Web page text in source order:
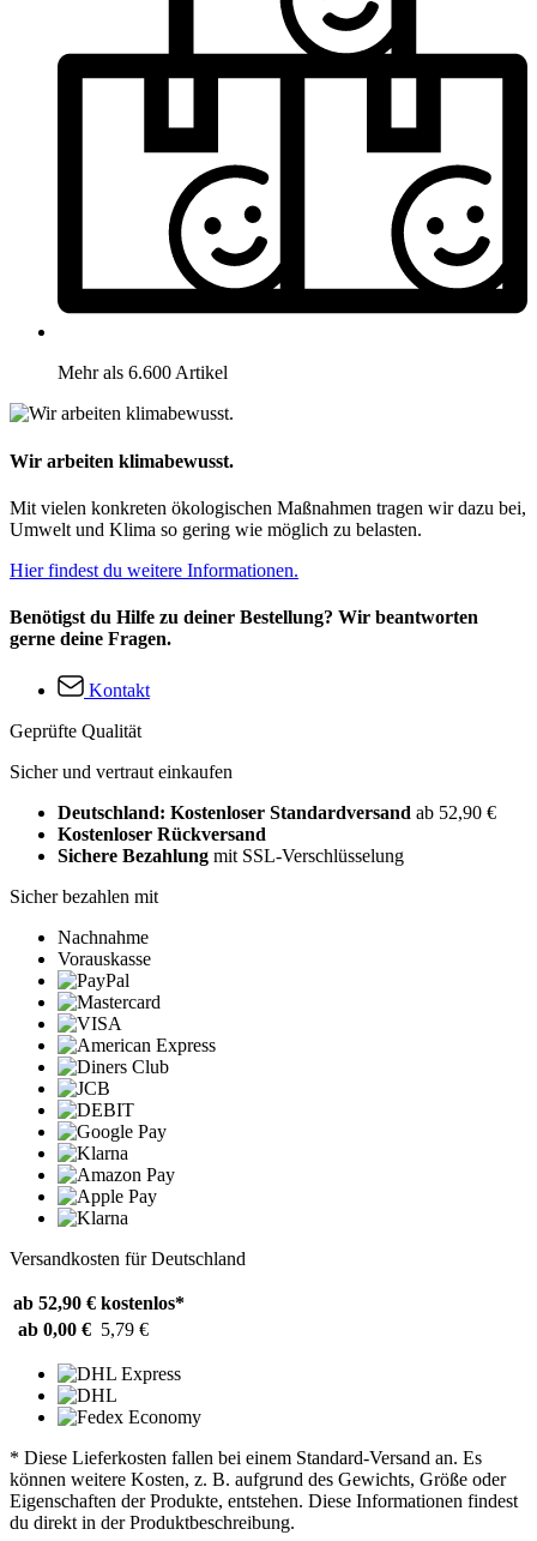
Mehr als 6.600 Artikel
Wir arbeiten klimabewusst.
Mit vielen konkreten ökologischen Maßnahmen tragen wir dazu bei,
Umwelt und Klima so gering wie möglich zu belasten.
Hier findest du weitere Informationen.
Benötigst du Hilfe zu deiner Bestellung? Wir beantworten
gerne deine Fragen.
Kontakt
Geprüfte Qualität
Sicher und vertraut einkaufen
Deutschland: Kostenloser Standardversand ab 52,90 €
Kostenloser Rückversand
Sichere Bezahlung mit SSL-Verschlüsselung
Sicher bezahlen mit
Nachnahme
Vorauskasse
Versandkosten für Deutschland
ab 52,90 € kostenlos*
ab 0,00 € 5,79 €
* Diese Lieferkosten fallen bei einem Standard-Versand an. Es
können weitere Kosten, z. B. aufgrund des Gewichts, Größe oder
Eigenschaften der Produkte, entstehen. Diese Informationen findest
du direkt in der Produktbeschreibung.